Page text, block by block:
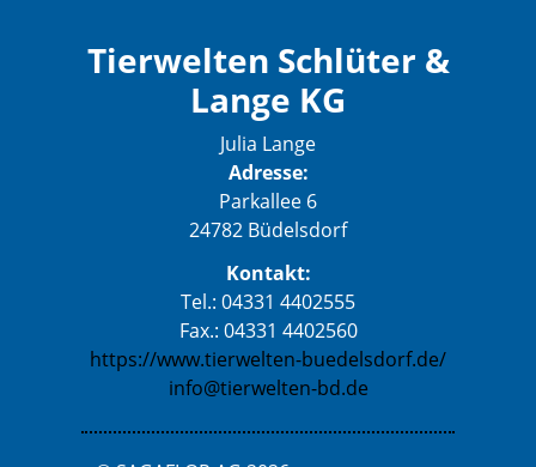
Tierwelten Schlüter &
Lange KG
Julia Lange
Adresse:
Parkallee 6
24782 Büdelsdorf
Kontakt:
Tel.: 04331 4402555
Fax.: 04331 4402560
https://www.tierwelten-buedelsdorf.de/
info@tierwelten-bd.de